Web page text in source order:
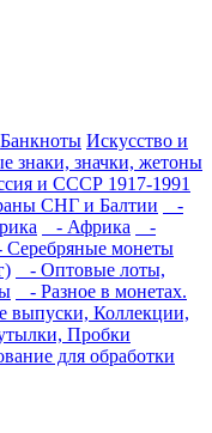
Банкноты Искусство и
знаки, значки, жетоны
и СССР 1917-1991
СНГ и Балтии
-
- Африка
-
Серебряные монеты
- Оптовые лоты,
- Разное в монетах.
выпуски, Коллекции,
Пробки
для обработки